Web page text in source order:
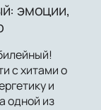
эмоции,
с хитами о
и
одной из